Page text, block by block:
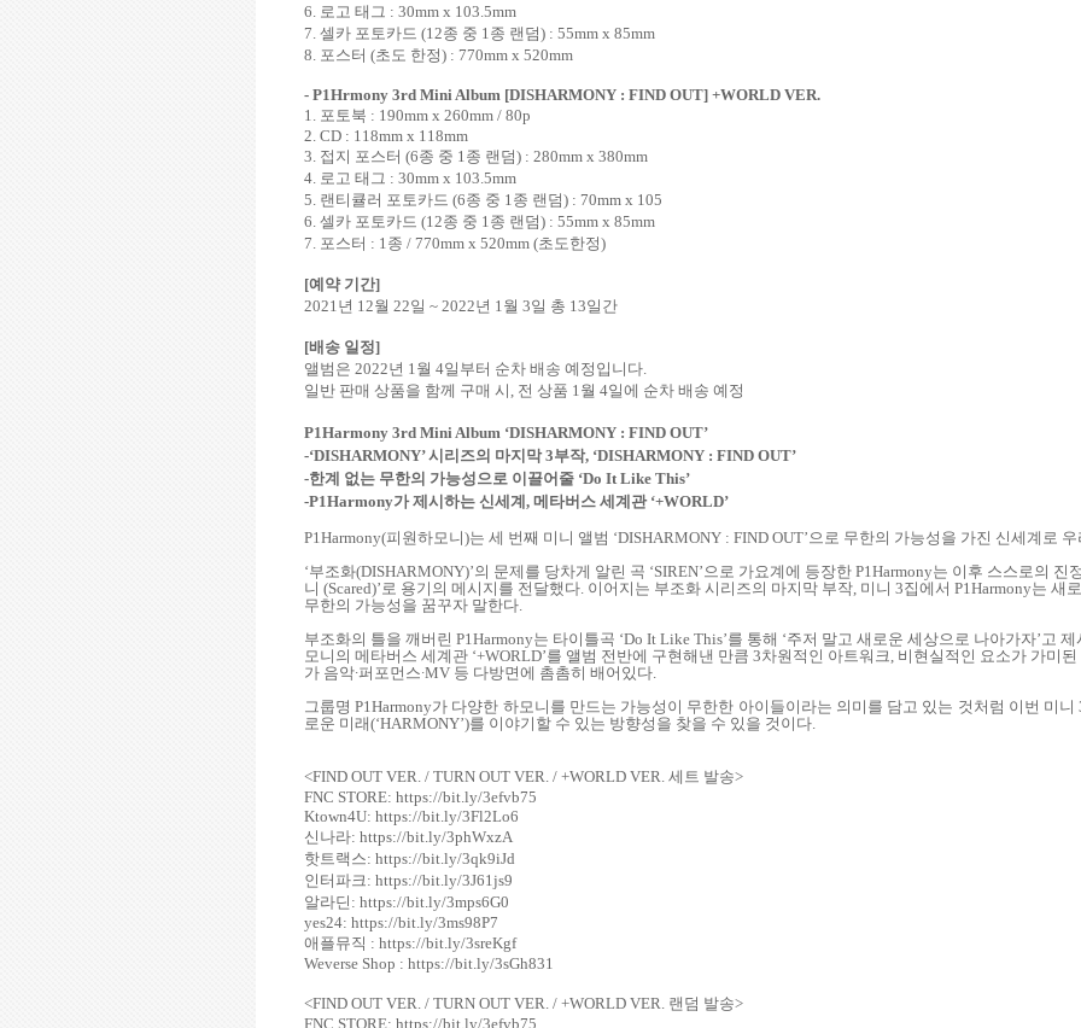
6. 로고 태그 : 30mm x 103.5mm
7. 셀카 포토카드 (12종 중 1종 랜덤) : 55mm x 85mm
8. 포스터 (초도 한정) : 770mm x 520mm
- P1Hrmony 3rd Mini Album [DISHARMONY : FIND OUT] +WORLD VER.
1. 포토북 : 190mm x 260mm / 80p
2. CD : 118mm x 118mm
3. 접지 포스터 (6종 중 1종 랜덤) : 280mm x 380mm
4. 로고 태그 : 30mm x 103.5mm
5. 랜티큘러 포토카드 (6종 중 1종 랜덤) : 70mm x 105
6. 셀카 포토카드 (12종 중 1종 랜덤) : 55mm x 85mm
7. 포스터 : 1종 / 770mm x 520mm (초도한정)
[예약 기간]
2021년 12월 22일 ~ 2022년 1월 3일 총 13일간
[배송 일정]
앨범은 2022년 1월 4일부터 순차 배송 예정입니다.
일반 판매 상품을 함께 구매 시 , 전 상품 1월 4일에 순차 배송 예정
P1Harmony 3rd Mini Album ‘DISHARMONY : FIND OUT’
-‘DISHARMONY’ 시리즈의 마지막3부작, ‘DISHARMONY : FIND OUT’
-한계 없는 무한의 가능성으로 이끌어줄 ‘Do It Like This’
-P1Harmony가 제시하는 신세계 , 메타버스 세계관 ‘+WORLD’
P1Harmony(피원하모니)는 세 번째 미니 앨범 ‘DISHARMONY : FIND OUT’으로 무한의 가능성을 가진 신세계로
‘부조화(DISHARMONY)’의 문제를 당차게 알린 곡 ‘SIREN’으로 가요계에 등장한 P1Harmony는 이후 스스로의 진
니 (Scared)’로 용기의 메시지를 전달했다. 이어지는 부조화 시리즈의 마지막 부작, 미니 3집에서 P1Harmony는 새
무한의 가능성을 꿈꾸자 말한다.
부조화의 틀을 깨버린 P1Harmony는 타이틀곡 ‘Do It Like This’를 통해 ‘주저 말고 새로운 세상으로 나아가자’고
모니의 메타버스 세계관 ‘+WORLD’를 앨범 전반에 구현해낸 만큼 3차원적인 아트워크, 비현실적인 요소가 가미
가 음악∙퍼포먼스∙MV 등 다방면에 촘촘히 배어있다.
그룹명 P1Harmony가 다양한 하모니를 만드는 가능성이 무한한 아이들이라는 의미를 담고 있는 것처럼 이번 미니
로운 미래(‘HARMONY’)를 이야기할 수 있는 방향성을 찾을 수 있을 것이다.
<FIND OUT VER. / TURN OUT VER. / +WORLD VER. 세트 발송>
FNC STORE: https://bit.ly/3efvb75
Ktown4U: https://bit.ly/3Fl2Lo6
신나라: https://bit.ly/3phWxzA
핫트랙스: https://bit.ly/3qk9iJd
인터파크: https://bit.ly/3J61js9
알라딘: https://bit.ly/3mps6G0
yes24: https://bit.ly/3ms98P7
애플뮤직 : https://bit.ly/3sreKgf
Weverse Shop : https://bit.ly/3sGh831
<FIND OUT VER. / TURN OUT VER. / +WORLD VER. 랜덤 발송>
FNC STORE: https://bit.ly/3efvb75